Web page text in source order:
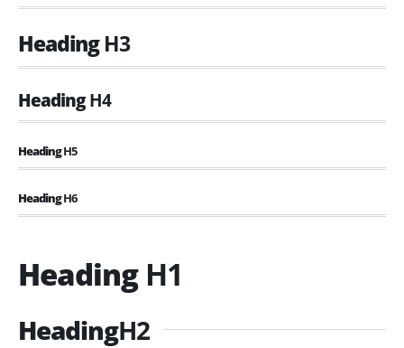
HeadingH3
HeadingH4
HeadingH5
HeadingH6
Heading H1
HeadingH2